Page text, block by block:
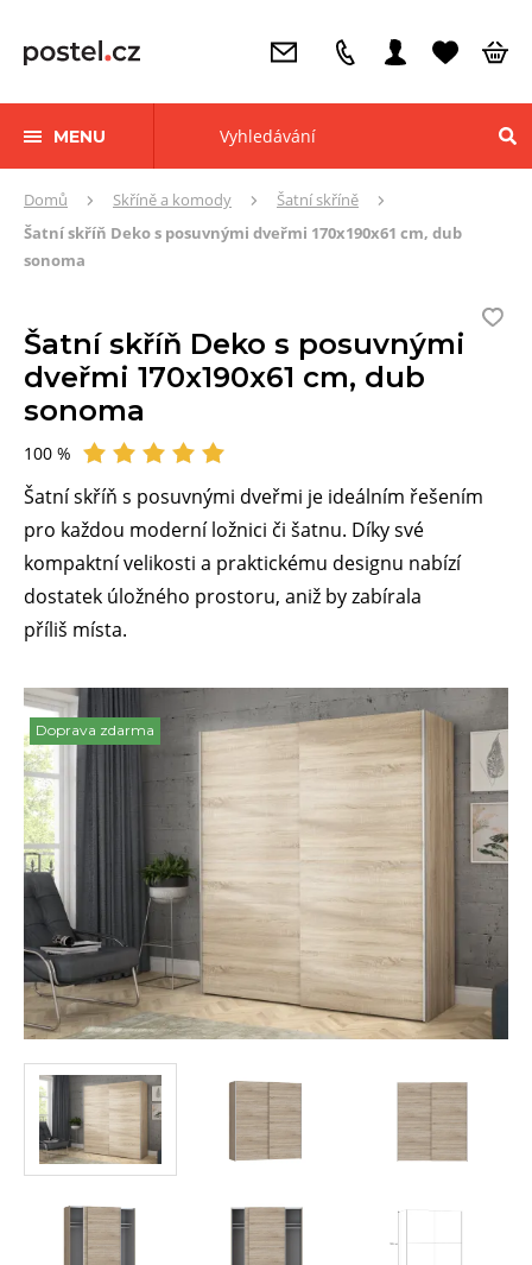
MENU
Zde
nacházíte:
Domů Skříně a komody
Šatní skříně
Šatní skříň Deko s posuvnými dveřmi 170x190x61 cm, dub
sonoma
Šatní skříň Deko s posuvnými
dveřmi 170x190x61 cm, dub
sonoma
Hodnocení
100 %
Šatní skříň s posuvnými dveřmi je ideálním řešením
pro každou moderní ložnici či šatnu. Díky své
kompaktní velikosti a praktickému designu nabízí
dostatek úložného prostoru, aniž by zabírala
příliš místa.
Doprava zdarma